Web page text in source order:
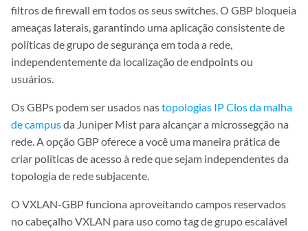
filtros de firewall em todos os seus switches. O GBP bloqueia
ameaças laterais, garantindo uma aplicação consistente de
políticas de grupo de segurança em toda a rede,
independentemente da localização de endpoints ou
usuários.
Os GBPs podem ser usados nastopologias IP Clos da malha
de campusda Juniper Mist para alcançar a microssegção na
rede. A opção GBP oferece a você uma maneira prática de
criar políticas de acesso à rede que sejam independentes da
topologia de rede subjacente.
O VXLAN-GBP funciona aproveitando campos reservados
no cabeçalho VXLAN para uso como tag de grupo escalável